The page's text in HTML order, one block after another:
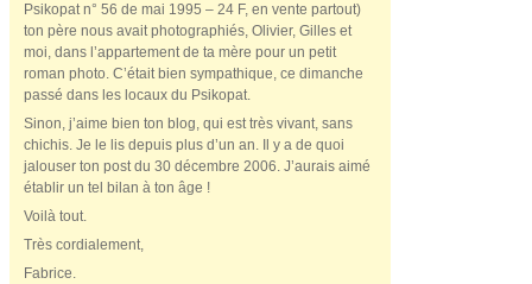
Psikopat n° 56 de mai 1995 – 24 F, en vente partout)
ton père nous avait photographiés, Olivier, Gilles et
moi, dans l’appartement de ta mère pour un petit
roman photo. C’était bien sympathique, ce dimanche
passé dans les locaux du Psikopat.
Sinon, j’aime bien ton blog, qui est très vivant, sans
chichis. Je le lis depuis plus d’un an. Il y a de quoi
jalouser ton post du 30 décembre 2006. J’aurais aimé
établir un tel bilan à ton âge !
Voilà tout.
Très cordialement,
Fabrice.